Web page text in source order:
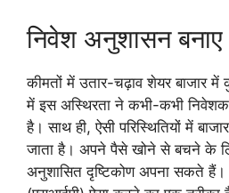
निवेश अनुशासन
कीमतों में उतार-चढ़ाव शेयर बाजार में
में इस अस्थिरता ने कभी-कभी निवेशक
है। साथ ही, ऐसी परिस्थितियों में
जाता है। अपने पैसे खोने से बचने के
अनुशासित दृष्टिकोण अपना सकते हैं।